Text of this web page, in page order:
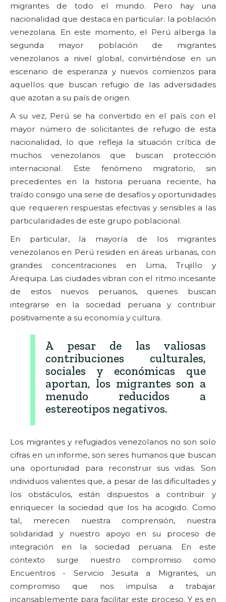
migrantes de todo el mundo. Pero hay una
nacionalidad que destaca en particular: la población
venezolana. En este momento, el Perú alberga la
segunda mayor población de migrantes
venezolanos a nivel global, convirtiéndose en un
escenario de esperanza y nuevos comienzos para
aquellos que buscan refugio de las adversidades
que azotan a su país de origen.
A su vez, Perú se ha convertido en el país con el
mayor número de solicitantes de refugio de esta
nacionalidad, lo que refleja la situación crítica de
muchos venezolanos que buscan protección
internacional. Este fenómeno migratorio, sin
precedentes en la historia peruana reciente, ha
traído consigo una serie de desafíos y oportunidades
que requieren respuestas efectivas y sensibles a las
particularidades de este grupo poblacional.
En particular, la mayoría de los migrantes
venezolanos en Perú residen en áreas urbanas, con
grandes concentraciones en Lima, Trujillo y
Arequipa. Las ciudades vibran con el ritmo incesante
de estos nuevos peruanos, quienes buscan
integrarse en la sociedad peruana y contribuir
positivamente a su economía y cultura.
A pesar de las valiosas
contribuciones culturales,
sociales y económicas que
aportan, los migrantes son a
menudo reducidos a
estereotipos negativos.
Los migrantes y refugiados venezolanos no son solo
cifras en un informe, son seres humanos que buscan
una oportunidad para reconstruir sus vidas. Son
individuos valientes que, a pesar de las dificultades y
los obstáculos, están dispuestos a contribuir y
enriquecer la sociedad que los ha acogido. Como
tal, merecen nuestra comprensión, nuestra
solidaridad y nuestro apoyo en su proceso de
integración en la sociedad peruana. En este
contexto surge nuestro compromiso como
Encuentros - Servicio Jesuita a Migrantes, un
compromiso que nos impulsa a trabajar
incansablemente para facilitar este proceso. Y es en